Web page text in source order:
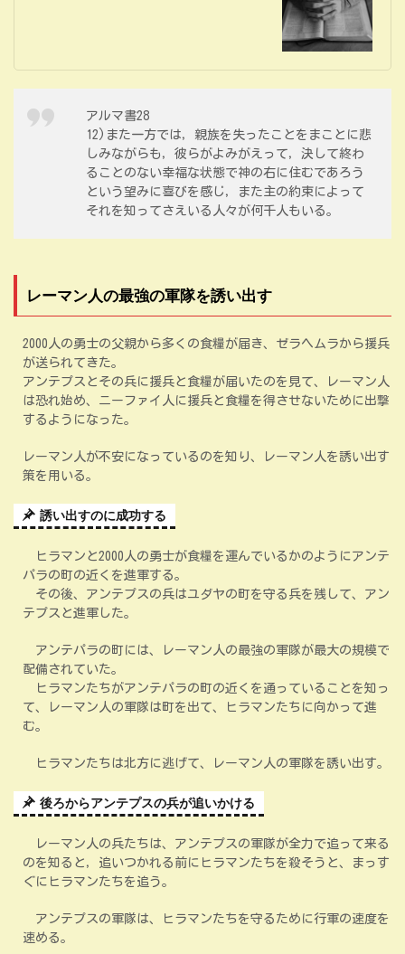
アルマ書28
12)また一方では，親族を失ったことをまことに悲
しみながらも，彼らがよみがえって，決して終わ
ることのない幸福な状態で神の右に住むであろう
という望みに喜びを感じ，また主の約束によって
それを知ってさえいる人々が何千人もいる。
レーマン人の最強の軍隊を誘い出す
2000人の勇士の父親から多くの食糧が届き、ゼラヘムラから援兵
が送られてきた。
アンテプスとその兵に援兵と食糧が届いたのを見て、レーマン人
は恐れ始め、ニーファイ人に援兵と食糧を得させないために出撃
するようになった。
レーマン人が不安になっているのを知り、レーマン人を誘い出す
策を用いる。
誘い出すのに成功する
ヒラマンと2000人の勇士が食糧を運んでいるかのようにアンテ
パラの町の近くを進軍する。
その後、アンテプスの兵はユダヤの町を守る兵を残して、アン
テプスと進軍した。
アンテパラの町には、レーマン人の最強の軍隊が最大の規模で
配備されていた。
ヒラマンたちがアンテパラの町の近くを通っていることを知っ
て、レーマン人の軍隊は町を出て、ヒラマンたちに向かって進
む。
ヒラマンたちは北方に逃げて、レーマン人の軍隊を誘い出す。
後ろからアンテプスの兵が追いかける
レーマン人の兵たちは、アンテプスの軍隊が全力で追って来る
のを知ると，追いつかれる前にヒラマンたちを殺そうと、まっす
ぐにヒラマンたちを追う。
アンテプスの軍隊は、ヒラマンたちを守るために行軍の速度を
速める。